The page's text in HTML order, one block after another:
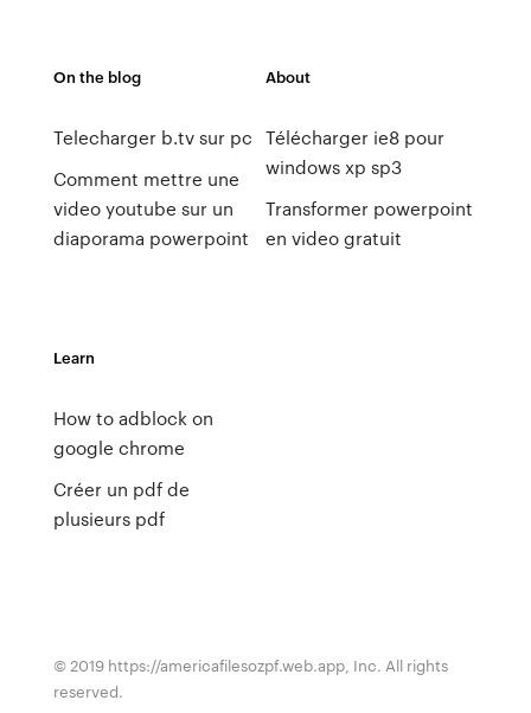
On the blog
Telecharger b.tv sur pc
Comment mettre une
video youtube sur un
diaporama powerpoint
About
Télécharger ie8 pour
windows xp sp3
Transformer powerpoint
en video gratuit
Learn
How to adblock on
google chrome
Créer un pdf de
plusieurs pdf
© 2019 https://americafilesozpf.web.app, Inc. All rights
reserved.